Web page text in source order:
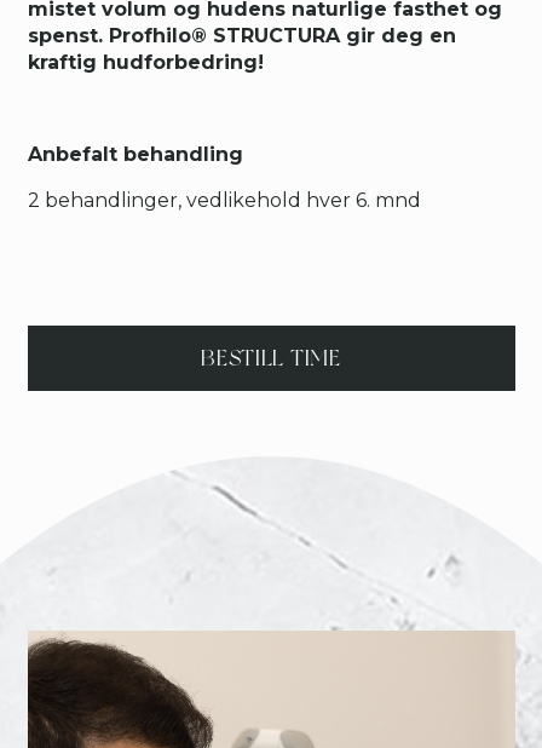
mistet volum og hudens naturlige fasthet og
spenst. Profhilo® STRUCTURA gir deg en
kraftig hudforbedring!
Anbefalt behandling
2 behandlinger, vedlikehold hver 6. mnd
BESTILL TIME